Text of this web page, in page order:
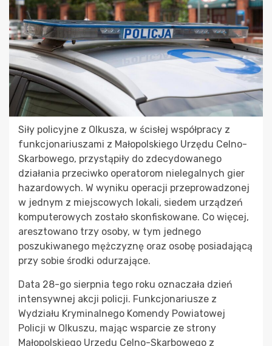
Siły policyjne z Olkusza, w ścisłej współpracy z
funkcjonariuszami z Małopolskiego Urzędu Celno-
Skarbowego, przystąpiły do zdecydowanego
działania przeciwko operatorom nielegalnych gier
hazardowych. W wyniku operacji przeprowadzonej
w jednym z miejscowych lokali, siedem urządzeń
komputerowych zostało skonfiskowane. Co więcej,
aresztowano trzy osoby, w tym jednego
poszukiwanego mężczyznę oraz osobę posiadającą
przy sobie środki odurzające.
Data 28-go sierpnia tego roku oznaczała dzień
intensywnej akcji policji. Funkcjonariusze z
Wydziału Kryminalnego Komendy Powiatowej
Policji w Olkuszu, mając wsparcie ze strony
Małopolskiego Urzędu Celno-Skarbowego z